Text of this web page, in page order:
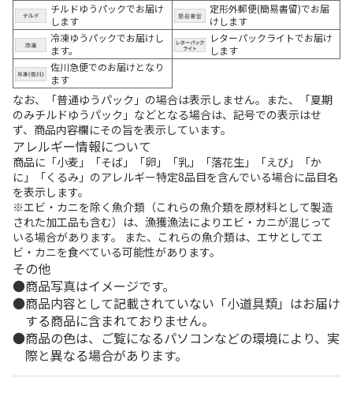
チルドゆうパックでお届け
します
定形外郵便(簡易書留)でお届
けします
冷凍ゆうパックでお届けし
ます。
レターパックライトでお届け
します
佐川急便でのお届けとなり
ます
なお、「普通ゆうパック」の場合は表示しません。また、「夏期
のみチルドゆうパック」などとなる場合は、記号での表示はせ
ず、商品内容欄にその旨を表示しています。
アレルギー情報について
商品に「小麦」「そば」「卵」「乳」「落花生」「えび」「か
に」「くるみ」のアレルギー特定8品目を含んでいる場合に品目名
を表示します。
※エビ・カニを除く魚介類（これらの魚介類を原材料として製造
された加工品も含む）は、漁獲漁法によりエビ・カニが混じって
いる場合があります。 また、これらの魚介類は、エサとしてエ
ビ・カニを食べている可能性があります。
その他
商品写真はイメージです。
商品内容として記載されていない「小道具類」はお届け
する商品に含まれておりません。
商品の色は、ご覧になるパソコンなどの環境により、実
際と異なる場合があります。